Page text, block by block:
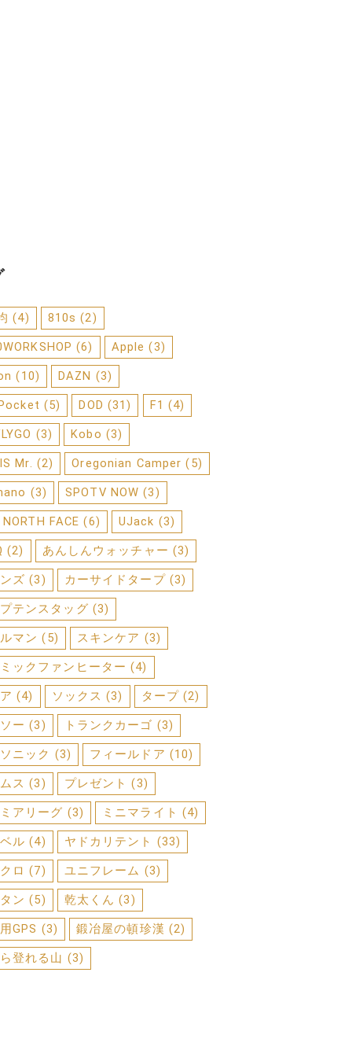
(4) 810s (2)
(6) Apple (3)
(10) DAZN (3)
(5) DOD (31) F1 (4)
(3) Kobo (3)
Mr. (2) Oregonian Camper (5)
(3) SPOTV NOW (3)
FACE (6) UJack (3)
(2) あんしんウォッチャー (3)
ズ (3) カーサイドタープ(3)
テンスタッグ (3)
マン (5) スキンケア (3)
ックファンヒーター (4)
(4) ソックス (3) タープ (2)
ー (3) トランクカーゴ (3)
ニック (3) フィールドア (10)
ス (3) プレゼント (3)
アリーグ (3) ミニマライト (4)
ル (4) ヤドカリテント (33)
ロ (7) ユニフレーム (3)
ン (5) 乾太くん (3)
GPS (3) 鍛冶屋の頓珍漢 (2)
登れる山 (3)